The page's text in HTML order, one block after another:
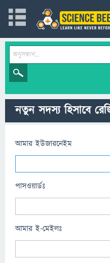
নতুন সদস্য হিসাবে
আমার ইউজারনেইম
পাসওয়ার্ডঃ
আমার ই-মেইলঃ